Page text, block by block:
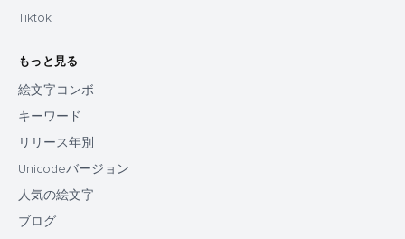
Tiktok
もっと見る
絵文字コンボ
キーワード
リリース年別
Unicodeバージョン
人気の絵文字
ブログ